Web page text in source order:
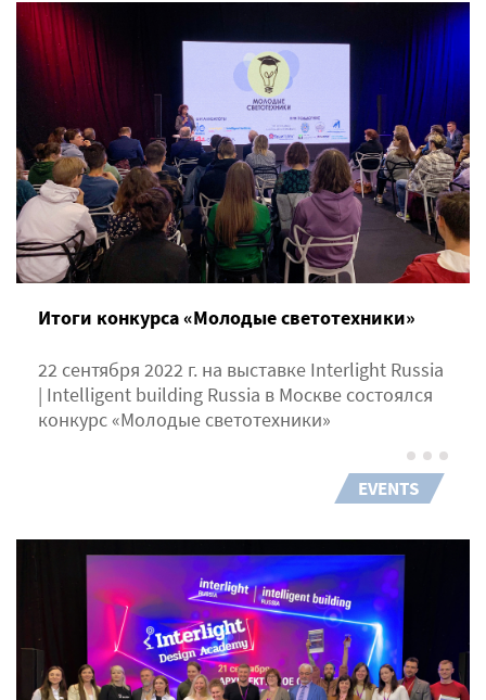
Итоги конкурса «Молодые светотехники»
22 сентября 2022 г. на выставке Interlight Russia
| Intelligent building Russia в Москве состоялся
конкурс «Молодые светотехники»
EVENTS